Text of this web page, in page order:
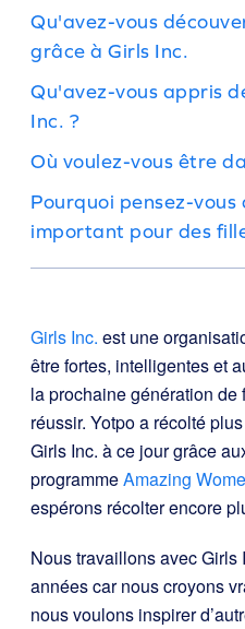
Qu'avez-vous
grâce à Girls Inc.
Qu'avez-vous appris
Inc. ?
Où voulez-vous être
Pourquoi pensez-vous
important pour des
Girls Inc. est une
être fortes, intelligentes et
la prochaine génération
réussir. Yotpo a récolté
Girls Inc. à ce jour grâce
programmeAmazing
espérons récolter encore
Nous travaillons avec
années car nous croyons
nous voulons inspirer